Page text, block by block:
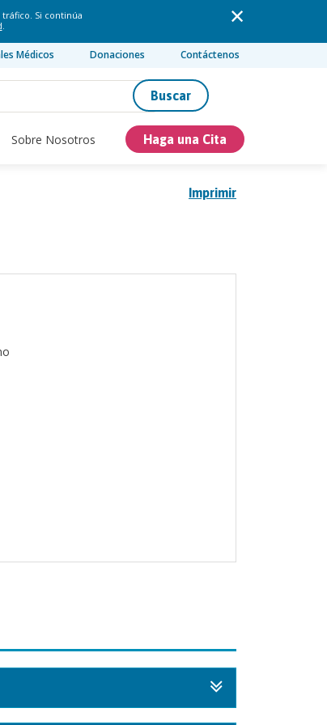
Si continúa
.
Médicos Donaciones Contáctenos
Buscar
Sobre Nosotros Haga una Cita
Imprimir